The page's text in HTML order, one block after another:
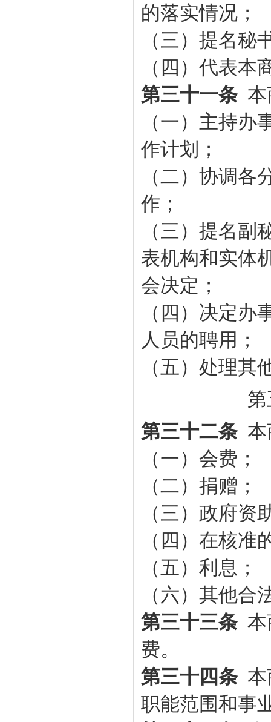
的落实情况；
（三）提名秘
（四）代表本
第三十一条 本
（一）主持
作计划；
（二）协调
作；
（三）提名
表机构和实体
会决定；
（四）决定
人员的聘用；
（五）处理其
第三十二条 本
（一）会费；
（二）捐赠；
（三）政府资
（四）在核
（五）利息；
（六）其他合
第三十三条 本
费。
第三十四条 本
职能范围和事